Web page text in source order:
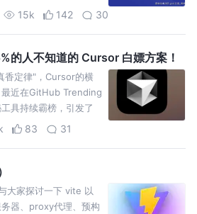
15k 142 30
的人不知道的 Cursor 白嫖方案！
香定律"，Cursor的横
最近在GitHub Trending
具持续霸榜，引发了
83 31
大家探讨一下 vite 以
器、proxy代理、预构